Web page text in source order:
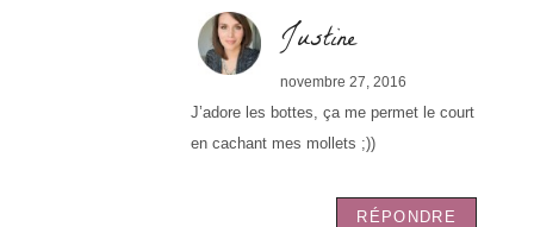
Justine
novembre 27, 2016
J’adore les bottes, ça me permet le court
en cachant mes mollets ;))
RÉPONDRE